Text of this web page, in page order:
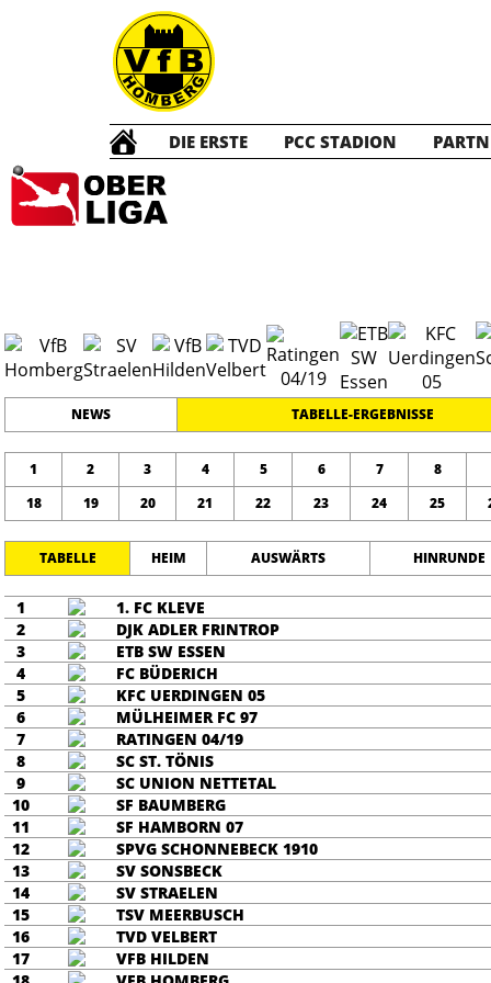
DIE ERSTE PCC STADION
NEWS TABELLE-ERGEBNISSE
1 2 3 4 5 6 7
8
18
19 20 21 22 23 24 25
TABELLE HEIM AUSWÄRTS HINRUNDE
1
1. FC KLEVE
2
DJK ADLER FRINTROP
3
ETB SW ESSEN
4
FC BÜDERICH
5
KFC UERDINGEN 05
6
MÜLHEIMER FC 97
7
RATINGEN 04/19
8
SC ST. TÖNIS
9
SC UNION NETTETAL
10
SF BAUMBERG
11
SF HAMBORN 07
12
SPVG SCHONNEBECK 1910
13
SV SONSBECK
14
SV STRAELEN
15
TSV MEERBUSCH
16
TVD VELBERT
17
VFB HILDEN